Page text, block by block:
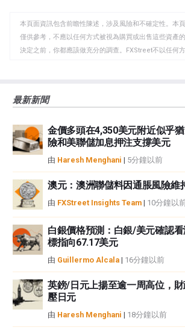
板
本頁面資訊包含前瞻性陳述，涉及風險和不確定性。本
僅供參考，不應以任何方式被視為購買或出售這些資產
決定之前，你都應該做充分的調查。FXStreet不以任何
觀點，並不代表FXStreet或其廣告商的官方政策或立場
如果文章正文中沒有明確提到，在撰寫本文時，作者在
中都沒有頭寸，也沒有與文中提到的任何公司有業務關
者沒有收到撰寫這篇文章的報酬。
性不作任何陳述。FXStreet和作者將不承擔任何錯誤，
或損害由此資訊及其顯示或使用引起的。錯誤和遺漏除外
FXStreet並非註冊投資顧問，本文內容無意提供任何投資
最新新聞
金價多頭在4,350美元附近似乎
險和美聯儲加息押注支撐美元
由 Haresh Menghani | 5分鐘以前
澳元：澳洲聯儲料因通脹風險維
由 FXStreet Insights Team | 10分鐘以
白銀價格預測：白銀/美元確認
標指向67.17美元
由 Guillermo Alcala | 16分鐘以前
英鎊/日元上揚至逾一周高位，
壓日元
由 Haresh Menghani | 18分鐘以前